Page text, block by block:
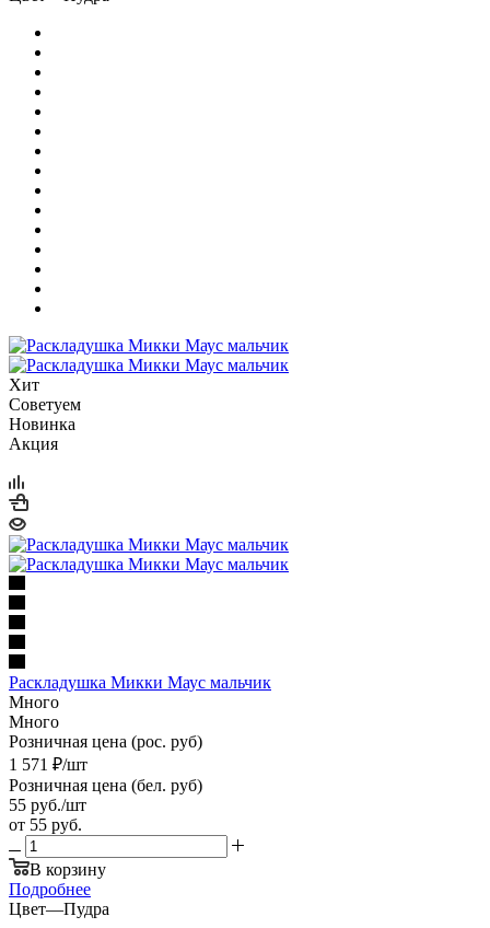
Хит
Советуем
Новинка
Акция
Раскладушка Микки Маус мальчик
Много
Много
Розничная цена (рос. руб)
1 571 ₽/шт
Розничная цена (бел. руб)
55 руб./шт
от 55 руб.
В корзину
Подробнее
Цвет—Пудра